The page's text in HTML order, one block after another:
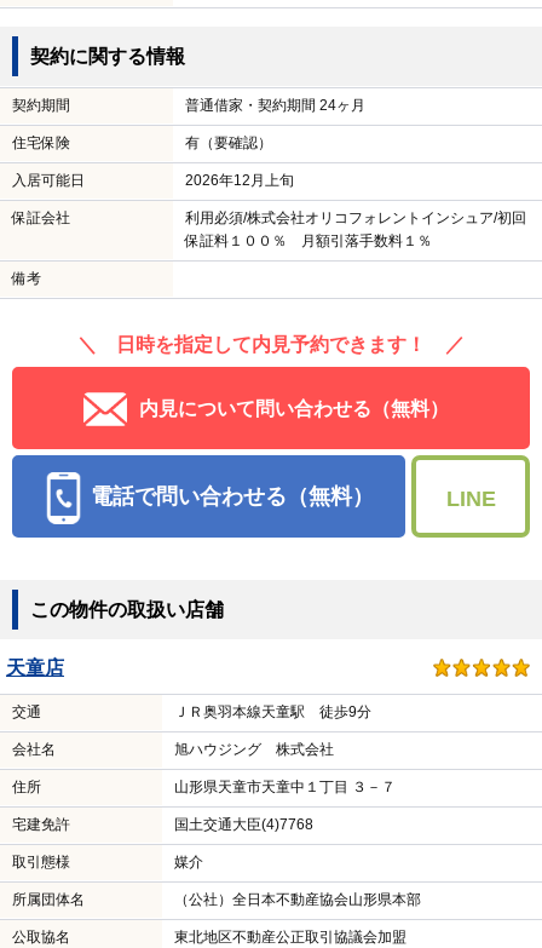
契約に関する情報
契約期間 普通借家・契約期間 24ヶ月
住宅保険 有（要確認）
入居可能日 2026年12月上旬
保証会社
利用必須/株式会社オリコフォレントインシュア/初回
保証料１００％ 月額引落手数料１％
備考
＼ 日時を指定して内見予約できます！ ／
内見について問い合わせる（無料）
電話で問い合わせる（無料） LINE
この物件の取扱い店舗
天童店
交通 ＪＲ奥羽本線天童駅 徒歩9分
会社名 旭ハウジング 株式会社
住所 山形県天童市天童中１丁目 ３－７
宅建免許 国土交通大臣(4)7768
取引態様 媒介
所属団体名 （公社）全日本不動産協会山形県本部
公取協名 東北地区不動産公正取引協議会加盟